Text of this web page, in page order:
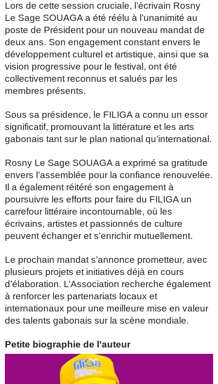
Lors de cette session cruciale, l’écrivain Rosny
Le Sage SOUAGA a été réélu à l’unanimité au
poste de Président pour un nouveau mandat de
deux ans. Son engagement constant envers le
développement culturel et artistique, ainsi que sa
vision progressive pour le festival, ont été
collectivement reconnus et salués par les
membres présents.
Sous sa présidence, le FILIGA a connu un essor
significatif, promouvant la littérature et les arts
gabonais tant sur le plan national qu’international.
Rosny Le Sage SOUAGA a exprimé sa gratitude
envers l’assemblée pour la confiance renouvelée.
Il a également réitéré son engagement à
poursuivre les efforts pour faire du FILIGA un
carrefour littéraire incontournable, où les
écrivains, artistes et passionnés de culture
peuvent échanger et s’enrichir mutuellement.
Le prochain mandat s’annonce prometteur, avec
plusieurs projets et initiatives déjà en cours
d’élaboration. L’Association recherche également
à renforcer les partenariats locaux et
internationaux pour une meilleure mise en valeur
des talents gabonais sur la scène mondiale.
Petite biographie de l’auteur